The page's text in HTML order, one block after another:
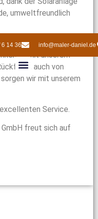
14 36 info@maler-daniel.de
umweltfreundlich
und Farben in
mit unserem
auch von
wir mit unserem
Service.
freut sich auf